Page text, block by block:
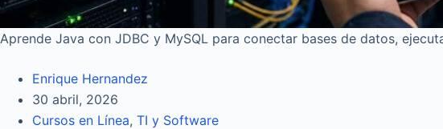
Aprende Java con JDBC y MySQL para conectar bases de datos,
Enrique Hernandez
30 abril, 2026
Cursos en Línea, TI y Software